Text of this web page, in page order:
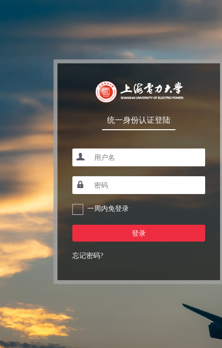
统一身份认证登陆
一周内免登录
登录
忘记密码?